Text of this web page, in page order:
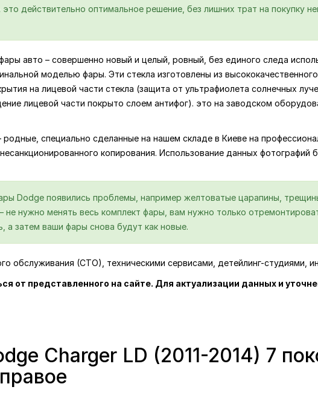
действительно оптимальное решение, без лишних трат на покупку
авто – совершенно новый и целый, ровный, без единого следа
моделью фары. Эти стекла изготовлены из
на лицевой части стекла (защита от ультрафиолета солнечных
лицевой части покрыто слоем антифог). это на заводском
родные, специально сделанные на нашем складе в Киеве на
копирования. Использование данных фотографий
Dodge появились проблемы, например желтоватые царапины,
не нужно менять весь комплект фары, вам нужно только
а затем ваши фары снова будут как новые.
обслуживания (СТО), техническими сервисами, детейлинг-студиями,
от представленного на сайте. Для актуализации данных и
Charger LD (2011-2014) 7